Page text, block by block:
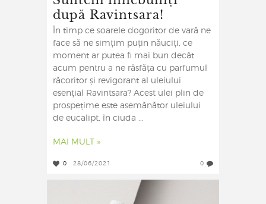
după Ravintsara!
În timp ce soarele dogoritor de vară ne
face să ne simțim puțin năuciți, ce
moment ar putea fi mai bun decât
acum pentru a ne răsfăța cu parfumul
răcoritor și revigorant al uleiului
esențial Ravintsara? Acest ulei plin de
prospețime este asemănător uleiului
de eucalipt, în ciuda ...
MAI MULT »
0 28/06/2021 0